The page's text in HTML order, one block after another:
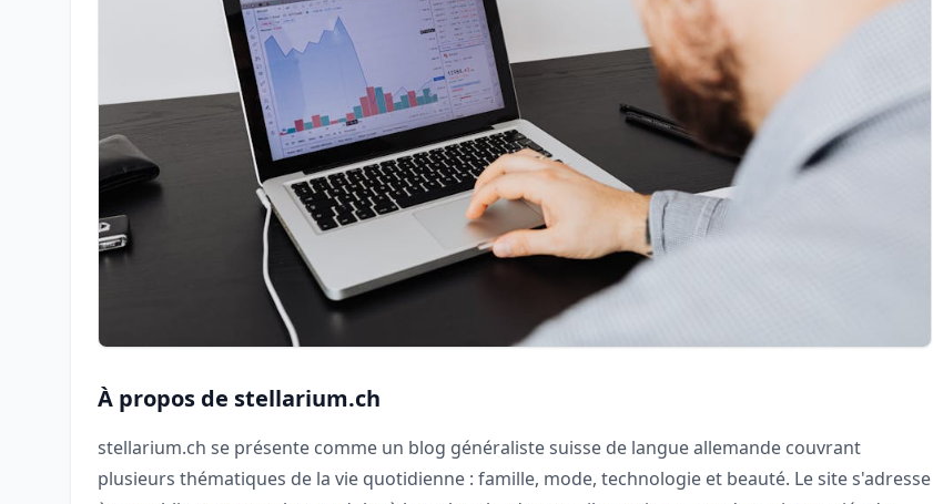
À propos de stellarium.ch
stellarium.ch se présente comme un blog généraliste suisse de langue allemande couvrant
plusieurs thématiques de la vie quotidienne : famille, mode, technologie et beauté. Le site s'adresse